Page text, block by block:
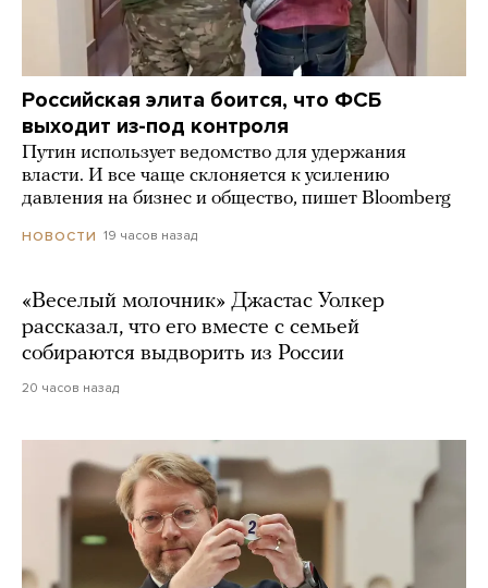
Российская элита боится, что ФСБ
выходит из-под контроля
Путин использует ведомство для удержания
власти. И все чаще склоняется к усилению
давления на бизнес и общество, пишет Bloomberg
НОВОСТИ 19 часов назад
«Веселый молочник» Джастас Уолкер
рассказал, что его вместе с семьей
собираются выдворить из России
20 часов назад